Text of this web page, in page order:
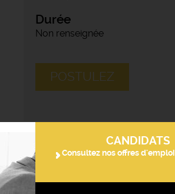
Durée
Non renseignée
POSTULEZ
CANDIDATS
Consultez nos offres d'emploi